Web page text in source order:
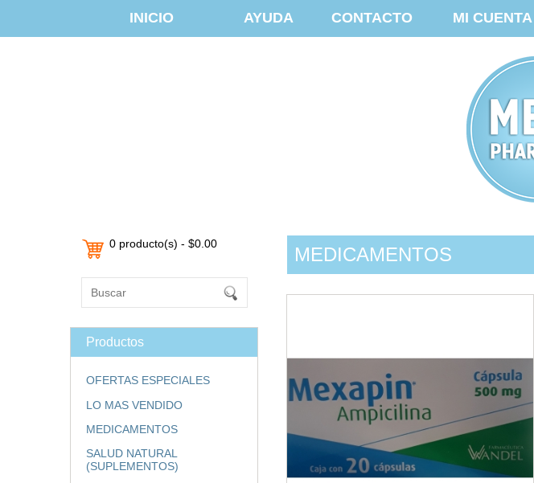
INICIO AYUDA CONTACTO MI CUENTA
0 producto(s) - $0.00
Productos
OFERTAS ESPECIALES
LO MAS VENDIDO
MEDICAMENTOS
SALUD NATURAL
(SUPLEMENTOS)
MEDICAMENTOS